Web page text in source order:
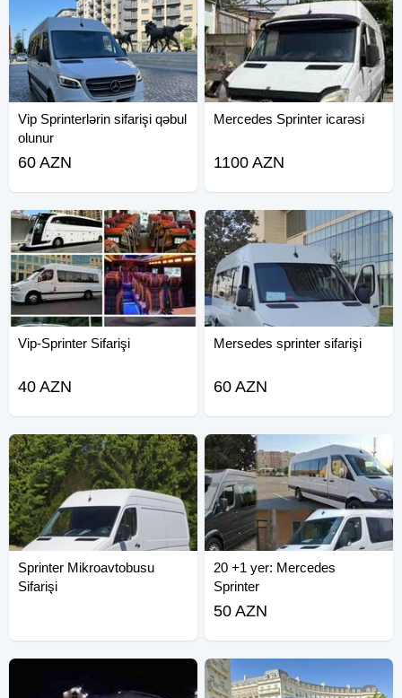
Vip Sprinterlərin sifarişi qəbul
olunur
60 AZN
Mercedes Sprinter icarəsi
1100 AZN
Vip-Sprinter Sifarişi
40 AZN
Mersedes sprinter sifarişi
60 AZN
Sprinter Mikroavtobusu
Sifarişi
20 +1 yer: Mercedes
Sprinter
50 AZN